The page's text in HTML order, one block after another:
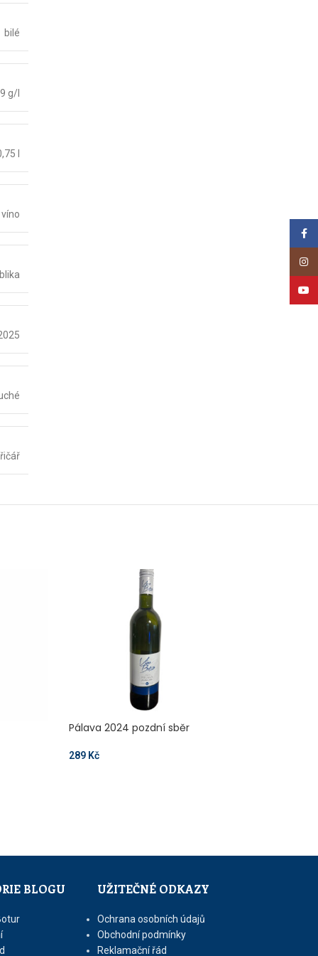
bilé
g/l
l
Pálava 2024 pozdní sběr
289 Kč
BLOGU UŽITEČNÉ ODKAZY
Ochrana osobních údajů
Obchodní podmínky
Reklamační řád